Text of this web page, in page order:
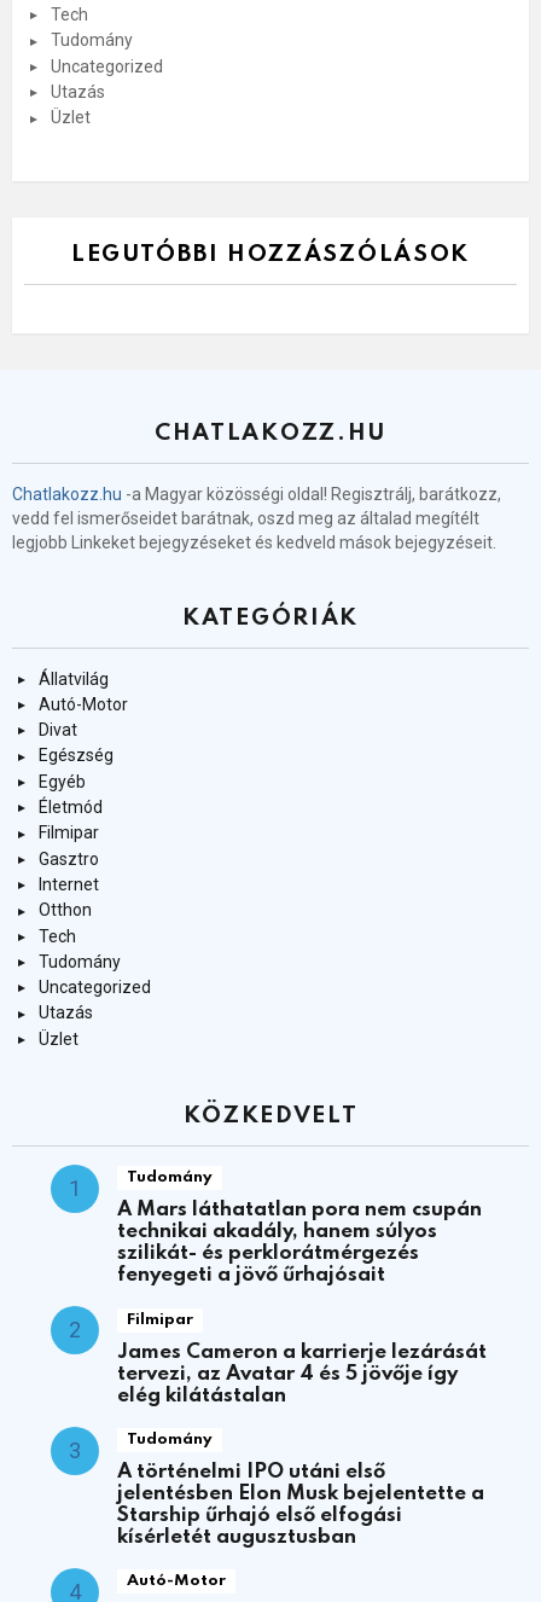
Tech
Tudomány
Uncategorized
Utazás
Üzlet
LEGUTÓBBI HOZZÁSZÓLÁSOK
CHATLAKOZZ.HU
Chatlakozz.hu -a Magyar közösségi oldal! Regisztrálj, barátkozz,
vedd fel ismerőseidet barátnak, oszd meg az általad megítélt
legjobb Linkeket bejegyzéseket és kedveld mások bejegyzéseit.
KATEGÓRIÁK
Állatvilág
Autó-Motor
Divat
Egészség
Egyéb
Életmód
Filmipar
Gasztro
Internet
Otthon
Tech
Tudomány
Uncategorized
Utazás
Üzlet
KÖZKEDVELT
Tudomány
A Mars láthatatlan pora nem csupán
technikai akadály, hanem súlyos
szilikát- és perklorátmérgezés
fenyegeti a jövő űrhajósait
Filmipar
James Cameron a karrierje lezárását
tervezi, az Avatar 4 és 5 jövője így
elég kilátástalan
Tudomány
A történelmi IPO utáni első
jelentésben Elon Musk bejelentette a
Starship űrhajó első elfogási
kísérletét augusztusban
Autó-Motor